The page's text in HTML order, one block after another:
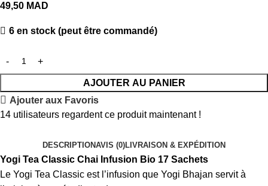
49,50 MAD
6 en stock (peut être commandé)
AJOUTER AU PANIER
Ajouter aux Favoris
14 utilisateurs regardent ce produit maintenant !
DESCRIPTIONAVIS (0)LIVRAISON & EXPÉDITION
Yogi Tea Classic Chai Infusion Bio 17 Sachets
Le Yogi Tea Classic est l’infusion que Yogi Bhajan servit à